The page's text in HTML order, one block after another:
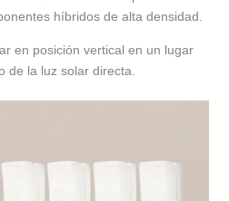
híbridos de alta densidad.
en posición vertical en un lugar
de la luz solar directa.